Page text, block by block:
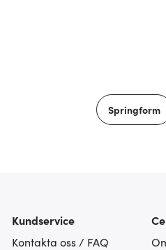
Springform
Kundservice
Kontakta oss / FAQ